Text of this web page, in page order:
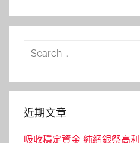
Search
近期文章
吸收穩定資金 純網銀祭高